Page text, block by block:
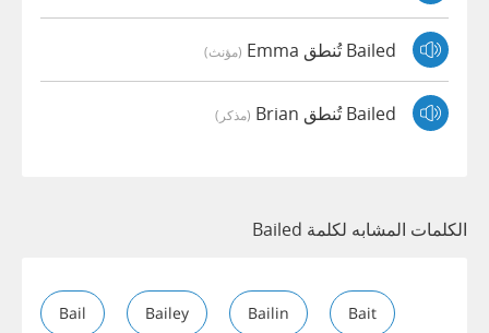
Bailed تُنطق Emma (مؤنث)
Bailed تُنطق Brian (مذكر)
الكلمات المشابه لكلمة Bailed
Bail Bailey Bailin Bait